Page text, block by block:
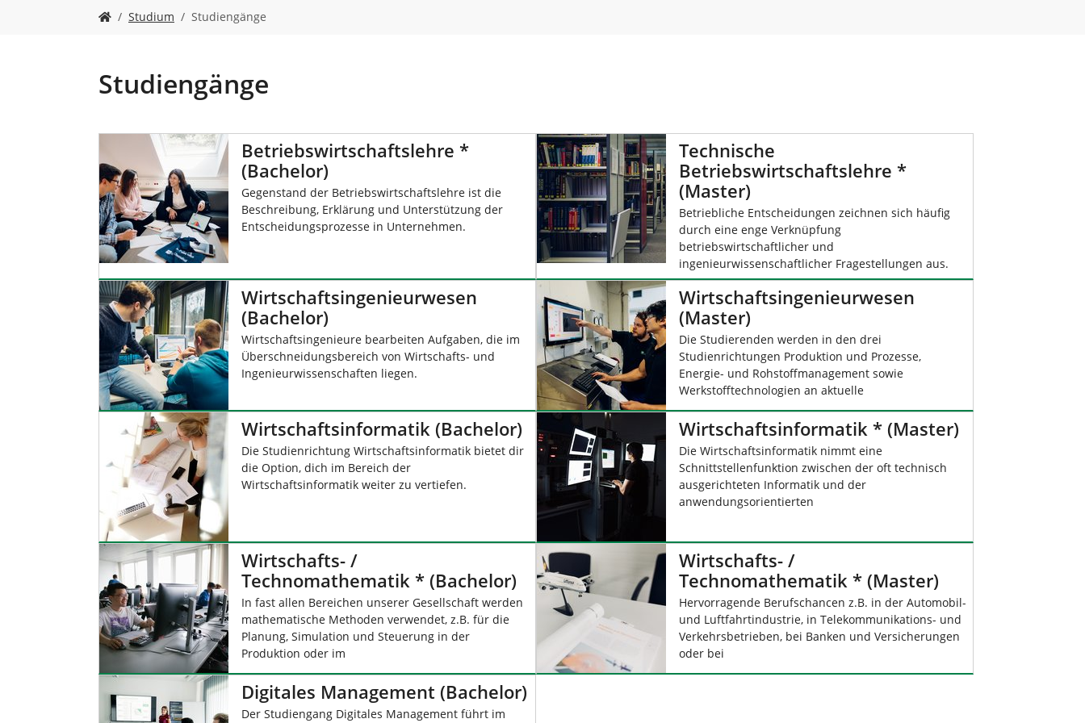
i
i
n
r
:
Studium Studiengänge
Studiengänge
Betriebswirtschaftslehre *
(Bachelor)
Gegenstand der Betriebswirtschaftslehre ist die
Beschreibung, Erklärung und Unterstützung der
Entscheidungsprozesse in Unternehmen.
Technische
Betriebswirtschaftslehre *
(Master)
Betriebliche Entscheidungen zeichnen sich häufig
durch eine enge Verknüpfung
betriebswirtschaftlicher und
ingenieurwissenschaftlicher Fragestellungen aus.
Wirtschaftsingenieurwesen
(Bachelor)
Wirtschaftsingenieure bearbeiten Aufgaben, die im
Überschneidungsbereich von Wirtschafts- und
Ingenieurwissenschaften liegen.
Wirtschaftsingenieurwesen
(Master)
Die Studierenden werden in den drei
Studienrichtungen Produktion und Prozesse,
Energie- und Rohstoffmanagement sowie
Werkstofftechnologien an aktuelle
Wirtschaftsinformatik (Bachelor)
Die Studienrichtung Wirtschaftsinformatik bietet dir
die Option, dich im Bereich der
Wirtschaftsinformatik weiter zu vertiefen.
Wirtschaftsinformatik * (Master)
Die Wirtschaftsinformatik nimmt eine
Schnittstellenfunktion zwischen der oft technisch
ausgerichteten Informatik und der
anwendungsorientierten
Wirtschafts- /
Technomathematik * (Bachelor)
In fast allen Bereichen unserer Gesellschaft werden
mathematische Methoden verwendet, z.B. für die
Planung, Simulation und Steuerung in der
Produktion oder im
Wirtschafts- /
Technomathematik * (Master)
Hervorragende Berufschancen z.B. in der Automobil-
und Luftfahrtindustrie, in Telekommunikations- und
Verkehrsbetrieben, bei Banken und Versicherungen
oder bei
Digitales Management (Bachelor)
Der Studiengang Digitales Management führt im